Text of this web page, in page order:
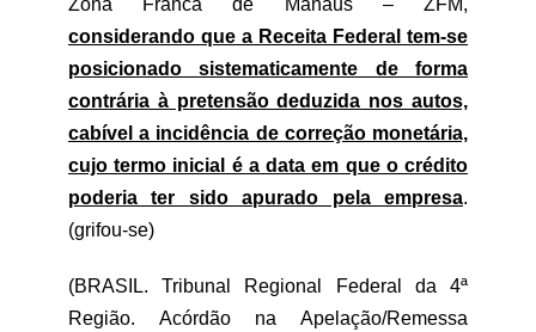
Zona Franca de Manaus – ZFM,
considerando que a Receita Federal tem-se
posicionado sistematicamente de forma
contrária à pretensão deduzida nos autos,
cabível a incidência de correção monetária,
cujo termo inicial é a data em que o crédito
poderia ter sido apurado pela empresa.
(grifou-se)
(BRASIL. Tribunal Regional Federal da 4ª
Região. Acórdão na Apelação/Remessa